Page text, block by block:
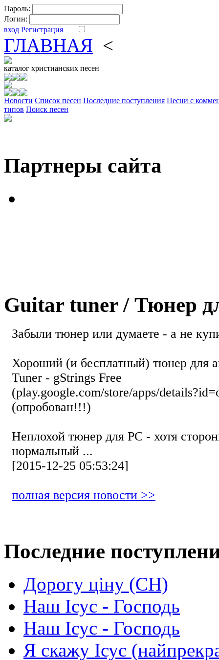
Пароль:
Логин:
вход Регистрация
ГЛАВНАЯ <
каталог христианских песен
Новости Cписок песен Последние поступления Песни с
типов Поиск песен
Партнеры сайта
Guitar tuner / Тюнер
Забыли тюнер или думаете - а не
Хороший (и бесплатный) тюнер для
Tuner - gStrings Free
(play.google.com/store/apps/
(опробован!!!)
Неплохой тюнер для РС - хотя
нормальный ...
[2015-12-25 05:53:24]
полная версия новости >>
Последние
Дорогу ціну (СН)
Наш Ісус - Господь
Наш Ісус - Господь
Я скажу Ісус